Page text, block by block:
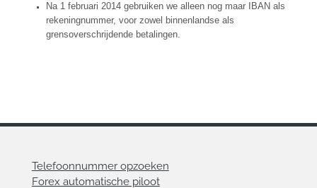
Na 1 februari 2014 gebruiken we alleen nog maar IBAN als
rekeningnummer, voor zowel binnenlandse als
grensoverschrijdende betalingen.
Telefoonnummer opzoeken
Forex automatische piloot